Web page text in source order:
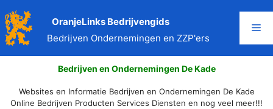
naar
de
inhoud
OranjeLinks Bedrijvengids
Bedrijven Ondernemingen en ZZP'ers
Bedrijven en Ondernemingen De Kade
Websites en Informatie Bedrijven en Ondernemingen De Kade
Online Bedrijven Producten Services Diensten en nog veel meer!!!